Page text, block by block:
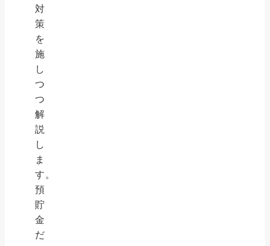
対
策
を
施
し
つ
つ
解
説
し
ま
す。
預
貯
金
だ